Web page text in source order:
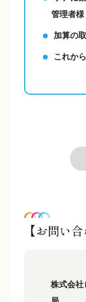
管理者様
加算の
これか
【お問い合
株式会